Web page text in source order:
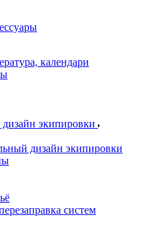
календари
экипировки
дизайн экипировки
систем